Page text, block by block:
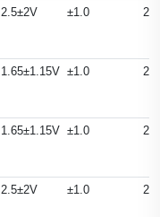
2.5±2V ±1.0
1.65±1.15V ±1.0
1.65±1.15V ±1.0
2.5±2V ±1.0